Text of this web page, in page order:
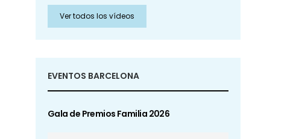
Aceptar cookies de Redes
Sociales
Ver todos los vídeos
EVENTOS BARCELONA
Gala de Premios Familia 2026